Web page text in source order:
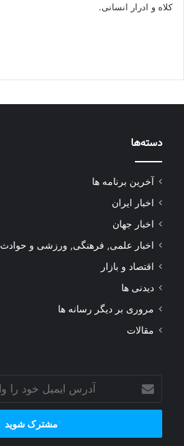
کلاه و ادرار انسانی.
دسته‌ها
آخرین برنامه ها
اخبار ایران
اخبار جهان
اخبار علمی, فرهنگی, ورزشی و حوادث
اقتصاد و بازار
دیدنی ها
مروری بر دیگر رسانه ها
مقالات
ایمیل
خود
وارد